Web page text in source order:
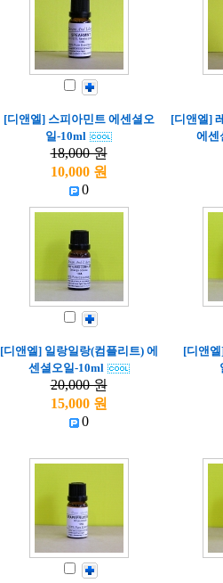
[디앤엘] 스피아민트 에센셜오
일-10ml
18,000 원
10,000 원
0
[디앤엘]
에센
[디앤엘] 일랑일랑(컴플리트) 에
센셜오일-10ml
20,000 원
15,000 원
0
[디앤